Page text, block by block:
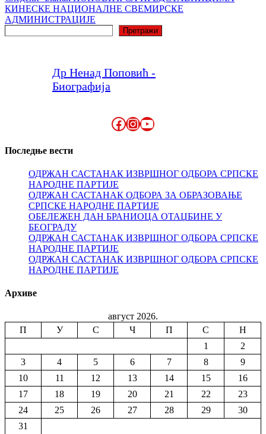
КИНЕСКЕ НАЦИОНАЛНЕ СВЕМИРСКЕ
АДМИНИСТРАЦИЈЕ
Претражи
Др Ненад Поповић -
Биографија
Facebook
Instagram
YouTube
Последње вести
ОДРЖАН САСТАНАК ИЗВРШНОГ ОДБОРА СРПСКЕ
НАРОДНЕ ПАРТИЈЕ
ОДРЖАН САСТАНАК ОДБОРА ЗА ОБРАЗОВАЊЕ
СРПСКЕ НАРОДНЕ ПАРТИЈЕ
ОБЕЛЕЖЕН ДАН БРАНИОЦА ОТАЏБИНЕ У
БЕОГРАДУ
ОДРЖАН САСТАНАК ИЗВРШНОГ ОДБОРА СРПСКЕ
НАРОДНЕ ПАРТИЈЕ
ОДРЖАН САСТАНАК ИЗВРШНОГ ОДБОРА СРПСКЕ
НАРОДНЕ ПАРТИЈЕ
Архиве
август 2026.
П
У С Ч П С
Н
1
2
3
4 5 6 7 8
9
10
11 12 13 14 15
16
17
18 19 20 21 22
23
24
25 26 27 28 29
30
31